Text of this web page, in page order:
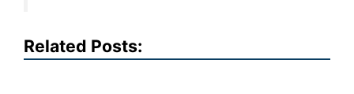
Related Posts: